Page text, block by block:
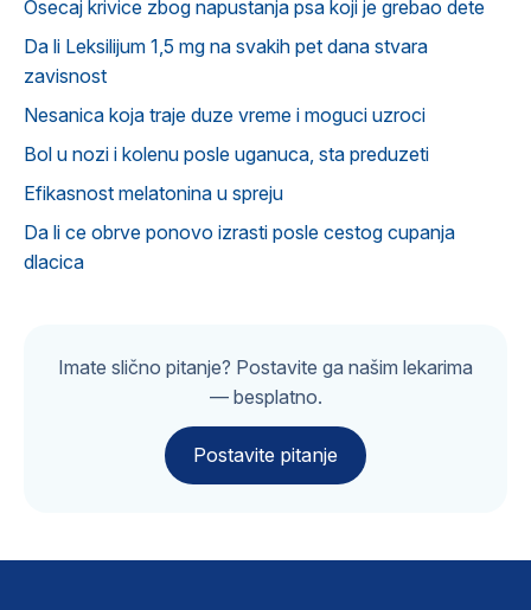
Osecaj krivice zbog napustanja psa koji je grebao dete
Da li Leksilijum 1,5 mg na svakih pet dana stvara
zavisnost
Nesanica koja traje duze vreme i moguci uzroci
Bol u nozi i kolenu posle uganuca, sta preduzeti
Efikasnost melatonina u spreju
Da li ce obrve ponovo izrasti posle cestog cupanja
dlacica
Imate slično pitanje? Postavite ga našim lekarima
— besplatno.
Postavite pitanje